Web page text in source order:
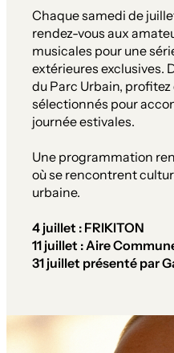
Chaque samedi de
rendez-vous aux
musicales pour une
extérieures exclusives.
du Parc Urbain,
sélectionnés pour
journée estivales.
Une programmation
où se rencontrent
urbaine.
4 juillet : FRIKITON
11 juillet : Aire
31 juillet présenté par